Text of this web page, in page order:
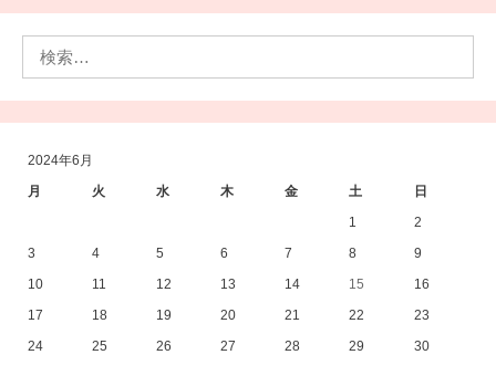
2024年6月
月
火 水 木 金 土
日
1
2
3
4 5 6 7 8
9
10
11 12 13 14 15
16
17
18 19 20 21 22
23
24
25 26 27 28 29 30